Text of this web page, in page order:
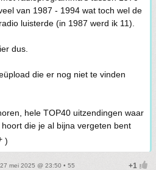
van 1987 - 1994 wat toch wel de
luisterde (in 1987 werd ik 11).
dus.
die er nog niet te vinden
hele TOP40 uitzendingen waar
die je al bijna vergeten bent
)
mei 2025 @ 23:50 • 55